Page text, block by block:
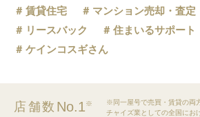
賃貸住宅
マンション売却・査定
リースバック
住まいるサポート
ケインコスギさん
店舗数 No.1※
※同一屋号で売買・賃貸の両
チャイズ業としての全国にお